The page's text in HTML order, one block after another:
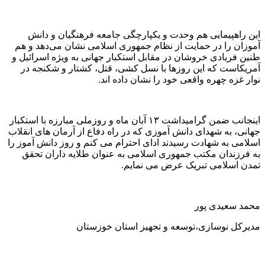
این راهپیمایی هم وحدت و یکپارچگی جامعه فرهنگیان و دانش
آموزان را در حمایت از نظام جمهوری اسلامی نشان می‌دهد و هم
طنین فریادی خروشان در مقابل استکبار جهانی به ویژه اسرائیل و
آمریکاست که این روز‌ها با نسل کشی، قتل، کشتار و شکنجه در
نوار غزه چهره واقعی خود را نشان داده اند.
اینجانب ضمن گرامیداشت ۱۳ آبان ماه و روزملی مبارزه با استکبار
جهانی، به شهدای دانش آموزی که در راه دفاع از آرمان های انقلاب
اسلامی به شهادت رسیدند ادای احترام می کنم و روز دانش آموز را
به فرزندان مکتب جمهوری اسلامی به عنوان طلایه داران تحقق
تمدن اسلامی تبریک عرض می نمایم.
محمد سعیدی پور
مدیرکل نوسازی،توسعه و تجهیز استان خوزستان